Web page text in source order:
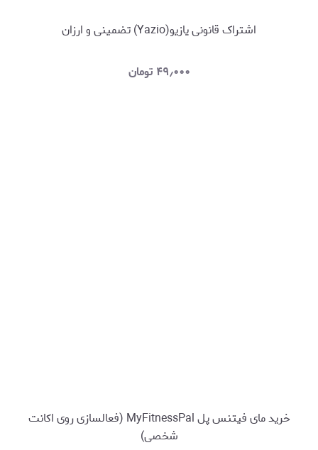
اشتراک قانونی یازیو(Yazio) تضمینی و ارزان
۴۹٫۰۰۰ تومان
خرید مای فیتنس پل MyFitnessPal (فعالسازی روی اکانت
شخصی)